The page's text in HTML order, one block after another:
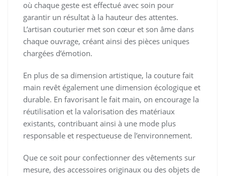
où chaque geste est effectué avec soin pour
garantir un résultat à la hauteur des attentes.
L’artisan couturier met son cœur et son âme dans
chaque ouvrage, créant ainsi des pièces uniques
chargées d’émotion.
En plus de sa dimension artistique, la couture fait
main revêt également une dimension écologique et
durable. En favorisant le fait main, on encourage la
réutilisation et la valorisation des matériaux
existants, contribuant ainsi à une mode plus
responsable et respectueuse de l’environnement.
Que ce soit pour confectionner des vêtements sur
mesure, des accessoires originaux ou des objets de